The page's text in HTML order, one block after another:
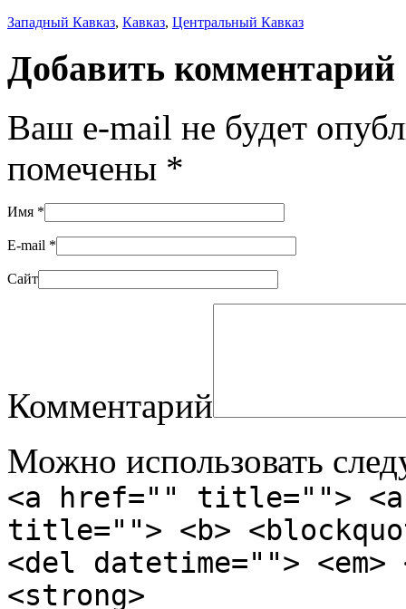
Западный Кавказ, Кавказ, Центральный Кавказ
Добавить комментарий
Ваш e-mail не будет
помечены *
Имя *
E-mail *
Сайт
Комментарий
Можно использовать
<a href="" title="">
title=""> <b>
<del datetime="">
<strong>